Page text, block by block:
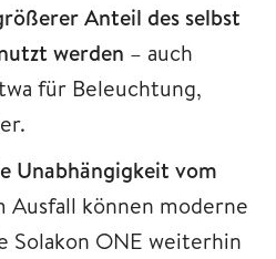
Anteil des selbst
werden – auch
für Beleuchtung,
Unabhängigkeit vom
Ausfall können moderne
Solakon ONE weiterhin